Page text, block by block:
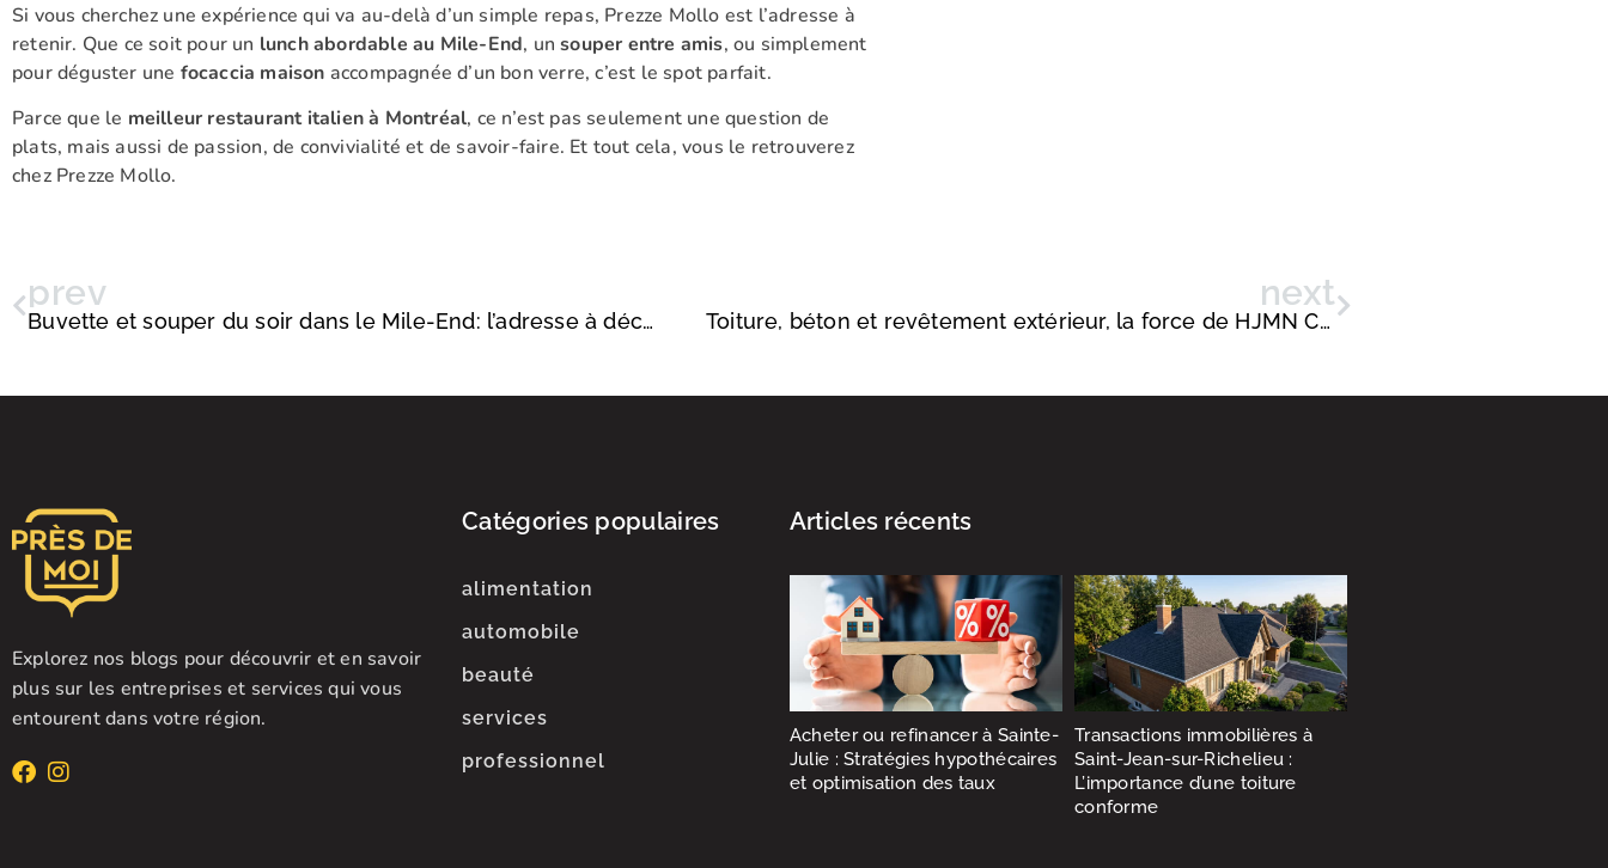
Si vous cherchez une expérience qui va au-delà d’un simple repas, Prezze Mollo est l’adresse à
retenir. Que ce soit pour un lunch abordable au Mile-End, unsouper entre amis, ou simplement
pour déguster une focaccia maison accompagnée d’un bon verre, c’est le spot parfait.
Parce que le meilleur restaurant italien à Montréal, ce n’est pas seulement une question de
plats, mais aussi de passion, de convivialité et de savoir-faire. Et tout cela, vous le retrouverez
chez Prezze Mollo.
prev
Buvette et souper du soir dans le Mile-End: l’adresse à découvrir!
next
Toiture, béton et revêtement extérieur, la force de HJMN Construction & Toitures
Explorez nos blogs pour découvrir et en savoir
plus sur les entreprises et services qui vous
entourent dans votre région.
Catégories populaires
alimentation
automobile
beauté
services
professionnel
Articles récents
Acheter ou refinancer à Sainte-
Julie : Stratégies hypothécaires
et optimisation des taux
Transactions immobilières à
Saint-Jean-sur-Richelieu :
L’importance d’une toiture
conforme